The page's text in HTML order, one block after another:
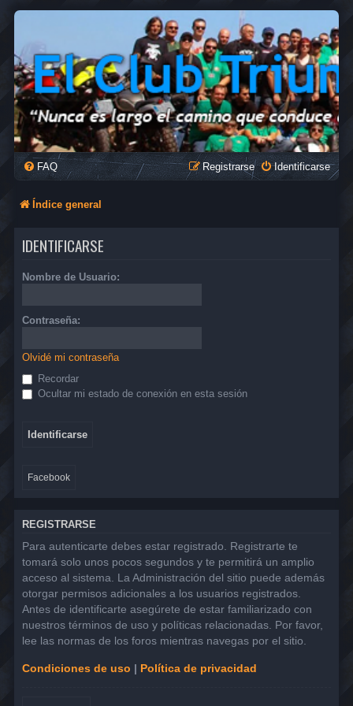
FAQ Identificarse
Registrarse
Índice general
IDENTIFICARSE
Nombre de Usuario:
Contraseña:
Olvidé mi contraseña
Recordar
Ocultar mi estado de conexión en esta sesión
Facebook
REGISTRARSE
Para autenticarte debes estar registrado. Registrarte te
tomará solo unos pocos segundos y te permitirá un amplio
acceso al sistema. La Administración del sitio puede además
otorgar permisos adicionales a los usuarios registrados.
Antes de identificarte asegúrete de estar familiarizado con
nuestros términos de uso y políticas relacionadas. Por favor,
lee las normas de los foros mientras navegas por el sitio.
Condiciones de uso | Política de privacidad